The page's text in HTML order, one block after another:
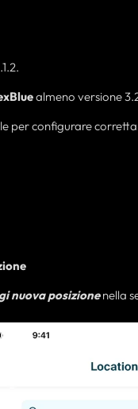
almeno versione
per configurare
nuova posizione nella